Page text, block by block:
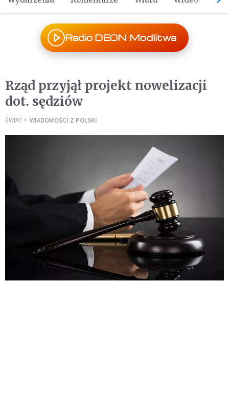
Radio DEON Modlitwa
Rząd przyjął projekt nowelizacji
dot. sędziów
ŚWIAT WIADOMOŚCI Z POLSKI